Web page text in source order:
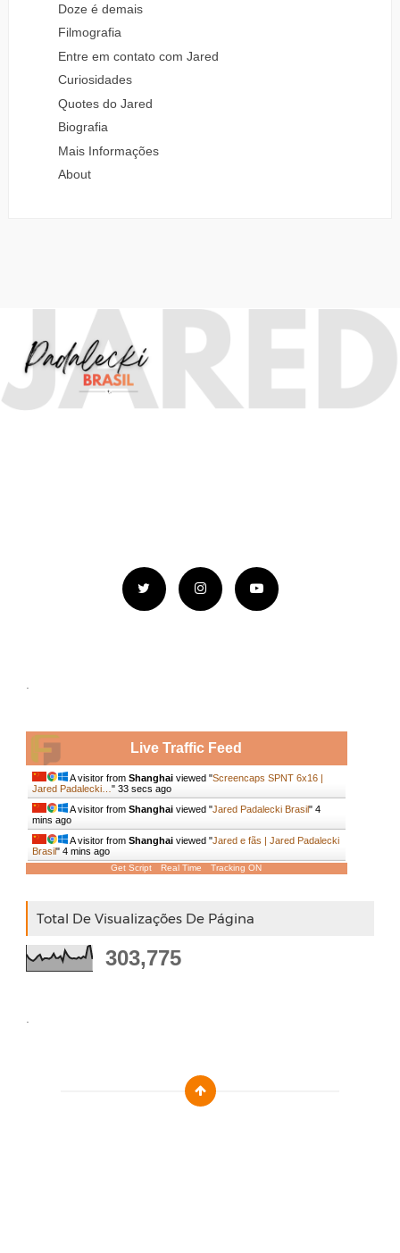
Doze é demais
Filmografia
Entre em contato com Jared
Curiosidades
Quotes do Jared
Biografia
Mais Informações
About
.
Live Traffic Feed
A visitor from Shanghaiviewed "Screencaps SPNT 6x16 |
Jared Padalecki… " 34 secs ago
A visitor from Shanghaiviewed "Jared Padalecki Brasil" 4
mins ago
A visitor from Shanghaiviewed "Jared e fãs | Jared Padalecki
Brasil" 4 mins ago
Get Script Real Time Tracking ON
Total De Visualizações De Página
303,775
.